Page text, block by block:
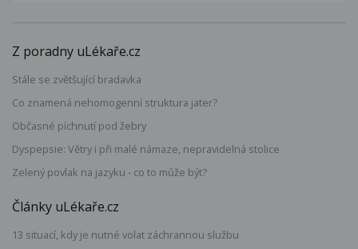
Z poradny uLékaře.cz
Stále se zvětšující bradavka
Co znamená nehomogenní struktura jater?
Občasné píchnutí pod žebry
Dyspepsie: Větry i při malé námaze, nepravidelná stolice
Zelený povlak na jazyku - co to může být?
Články uLékaře.cz
13 situací, kdy je nutné volat záchrannou službu